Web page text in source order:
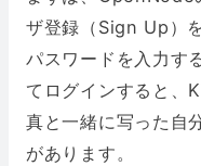
ザ登録（Sign Up）
パスワードを入力す
てログインすると、
真と一緒に写った自
があります。